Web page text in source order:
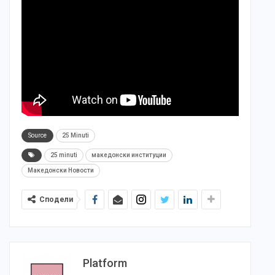
Source 25 Minuti
25 minuti македонски институции
Македонски Новости
Сподели
Platform